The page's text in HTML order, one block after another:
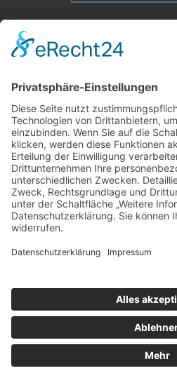
Weitere Informationen
Kontakt
Newsletter
FAQ
Schlagworte
Datenschutz
Impressum
Copyright ©
Spass by